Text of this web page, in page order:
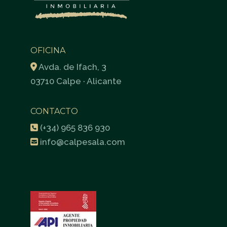
OFICINA
Avda. de Ifach, 3
03710 Calpe · Alicante
CONTACTO
(+34) 965 836 930
info@calpesala.com